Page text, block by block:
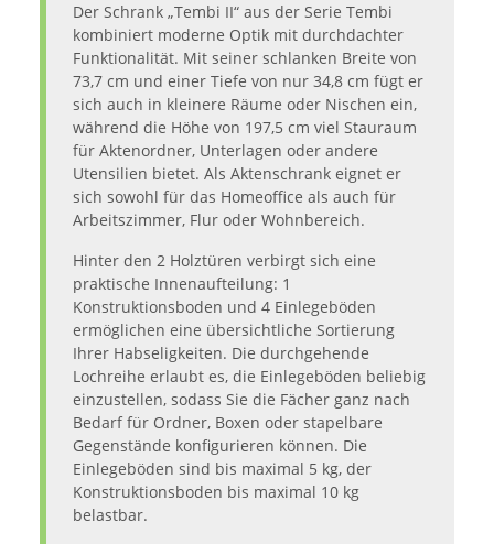
Der Schrank „Tembi II“ aus der Serie Tembi
kombiniert moderne Optik mit durchdachter
Funktionalität. Mit seiner schlanken Breite von
73,7 cm und einer Tiefe von nur 34,8 cm fügt er
sich auch in kleinere Räume oder Nischen ein,
während die Höhe von 197,5 cm viel Stauraum
für Aktenordner, Unterlagen oder andere
Utensilien bietet. Als Aktenschrank eignet er
sich sowohl für das Homeoffice als auch für
Arbeitszimmer, Flur oder Wohnbereich.
Hinter den 2 Holztüren verbirgt sich eine
praktische Innenaufteilung: 1
Konstruktionsboden und 4 Einlegeböden
ermöglichen eine übersichtliche Sortierung
Ihrer Habseligkeiten. Die durchgehende
Lochreihe erlaubt es, die Einlegeböden beliebig
einzustellen, sodass Sie die Fächer ganz nach
Bedarf für Ordner, Boxen oder stapelbare
Gegenstände konfigurieren können. Die
Einlegeböden sind bis maximal 5 kg, der
Konstruktionsboden bis maximal 10 kg
belastbar.